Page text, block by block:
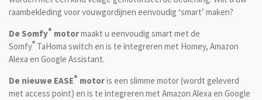
raambekleding voor vouwgordijnen eenvoudig ‘smart’ maken?
De Somfy® motormaakt u eenvoudig smart met de
Somfy® TaHoma switch en is te integreren met Homey, Amazon
Alexa en Google Assistant.
De nieuwe EASE® motoris een slimme motor (wordt geleverd
met access point) en is te integreren met Amazon Alexa en Google